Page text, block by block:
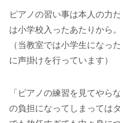
ピアノの習い事は本人の力
は小学校入ったあたりから。
（当教室では小学生になっ
に声掛けを行っています）
「ピアノの練習を見てやら
の負担になってしまっては